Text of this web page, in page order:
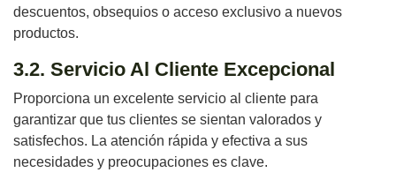
descuentos, obsequios o acceso exclusivo a nuevos
productos.
3.2. Servicio Al Cliente Excepcional
Proporciona un excelente servicio al cliente para
garantizar que tus clientes se sientan valorados y
satisfechos. La atención rápida y efectiva a sus
necesidades y preocupaciones es clave.